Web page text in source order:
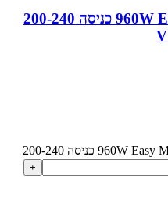
ספק כוח 960W Easy Modicon ABL2 כניסה 200-240
כמות של ספק כוח 960W Easy Modicon ABL2 כניסה 200-240